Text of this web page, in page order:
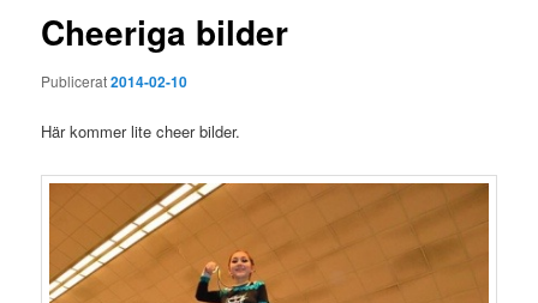
Cheeriga bilder
Publicerat2014-02-10
Här kommer lite cheer bilder.